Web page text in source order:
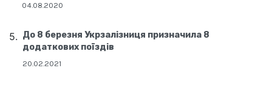
04.08.2020
До 8 березня Укрзалізниця призначила 8
додаткових поїздів
20.02.2021